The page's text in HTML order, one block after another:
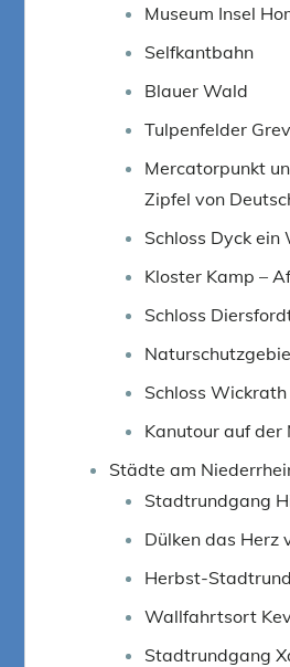
Museum Insel
Selfkantbahn
Blauer Wald
Tulpenfelder
Mercatorpunkt
Zipfel von
Schloss Dyck
Kloster Kamp –
Schloss
Schloss Wickrath
Kanutour auf der
Städte am
Stadtrundgang
Dülken das Herz
Herbst-
Wallfahrtsort
Stadtrundgang